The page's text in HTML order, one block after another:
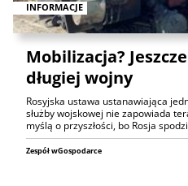
INFORMACJE
Mobilizacja?
długiej wojny
Rosyjska ustawa ustanawiająca
służby wojskowej nie zapowiada
myślą o przyszłości, bo Rosja
Zespół wGospodarce